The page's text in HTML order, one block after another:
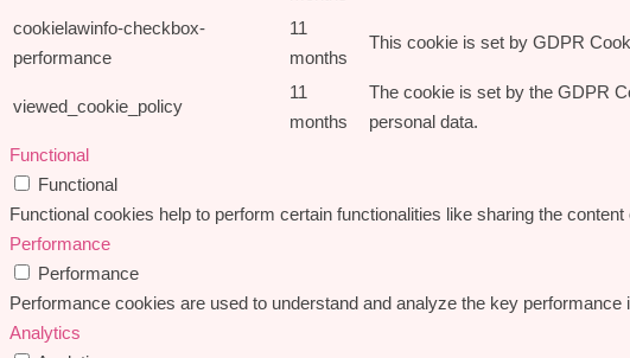
cookielawinfo-checkbox-
performance
11
months
This cookie is set by GDPR
viewed_cookie_policy
11
months
The cookie is set by the GDPR
personal data.
Functional
Functional
Functional cookies help to perform certain functionalities like sharing the
Performance
Performance
Performance cookies are used to understand and analyze the key
Analytics